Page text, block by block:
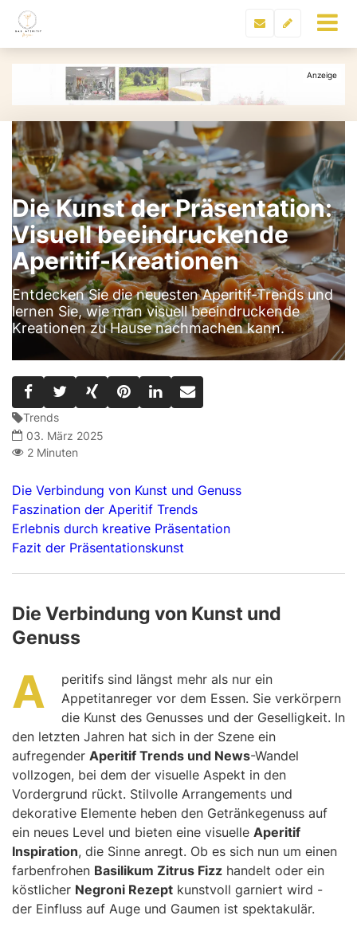
Die Kunst der Präsentation:
Visuell beeindruckende
Aperitif-Kreationen
Entdecken Sie die neuesten Aperitif-Trends und
lernen Sie, wie man visuell beeindruckende
Kreationen zu Hause nachmachen kann.
Trends
03. März 2025
2 Minuten
Die Verbindung von Kunst und Genuss
Faszination der Aperitif Trends
Erlebnis durch kreative Präsentation
Fazit der Präsentationskunst
Die Verbindung von Kunst und
Genuss
A
peritifs sind längst mehr als nur ein
Appetitanreger vor dem Essen. Sie verkörpern
die Kunst des Genusses und der Geselligkeit. In
den letzten Jahren hat sich in der Szene ein
aufregender Aperitif Trends und News-Wandel
vollzogen, bei dem der visuelle Aspekt in den
Vordergrund rückt. Stilvolle Arrangements und
dekorative Elemente heben den Getränkegenuss auf
ein neues Level und bieten eine visuelle Aperitif
Inspiration, die Sinne anregt. Ob es sich nun um einen
farbenfrohen Basilikum Zitrus Fizz handelt oder ein
köstlicher Negroni Rezept kunstvoll garniert wird -
der Einfluss auf Auge und Gaumen ist spektakulär.